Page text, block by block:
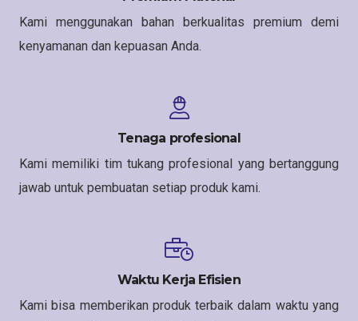
Kami menggunakan bahan berkualitas premium demi
kenyamanan dan kepuasan Anda.
Tenaga profesional
Kami memiliki tim tukang profesional yang bertanggung
jawab untuk pembuatan setiap produk kami.
Waktu Kerja Efisien
Kami bisa memberikan produk terbaik dalam waktu yang